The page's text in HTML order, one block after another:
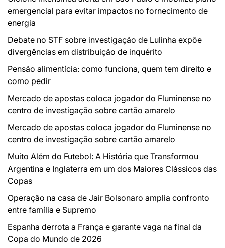
emergencial para evitar impactos no fornecimento de
energia
Debate no STF sobre investigação de Lulinha expõe
divergências em distribuição de inquérito
Pensão alimentícia: como funciona, quem tem direito e
como pedir
Mercado de apostas coloca jogador do Fluminense no
centro de investigação sobre cartão amarelo
Mercado de apostas coloca jogador do Fluminense no
centro de investigação sobre cartão amarelo
Muito Além do Futebol: A História que Transformou
Argentina e Inglaterra em um dos Maiores Clássicos das
Copas
Operação na casa de Jair Bolsonaro amplia confronto
entre família e Supremo
Espanha derrota a França e garante vaga na final da
Copa do Mundo de 2026